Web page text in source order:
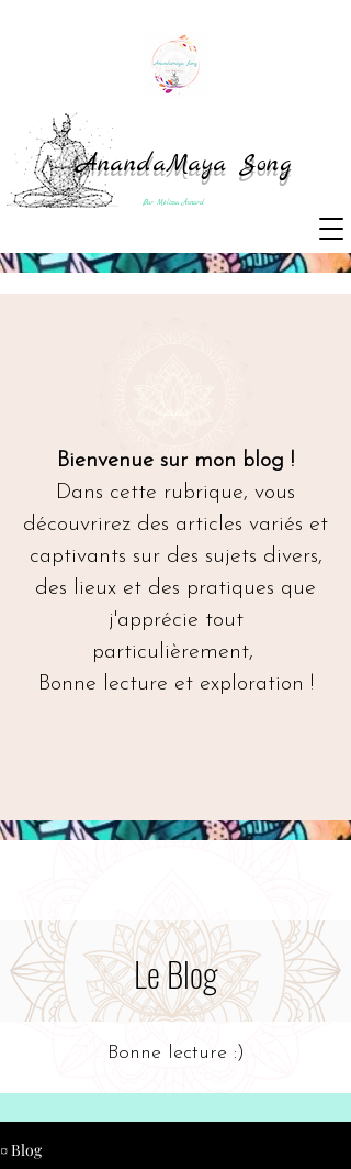
AnandaMaya Song
Par Mélissa Asnard
Bienvenue sur mon blog !
Dans cette rubrique, vous
découvrirez des articles variés et
captivants sur des sujets divers,
des lieux et des pratiques que
j'apprécie tout
particulièrement,
Bonne lecture et exploration !
Le Blog
Bonne lecture :)
¤ Blog